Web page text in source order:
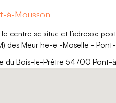
à-Mousson
centre se situe et l’adresse
des Meurthe-et-Moselle -
du Bois-le-Prêtre 54700 Pont-